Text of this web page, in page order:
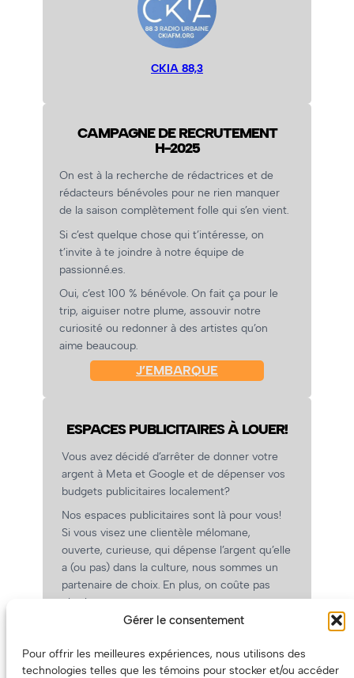
Gérer le consentement
Pour offrir les meilleures expériences, nous utilisons des
technologies telles que les témoins pour stocker et/ou accéder
CKIA 88,3
CAMPAGNE DE RECRUTEMENT
H-2025
On est à la recherche de rédactrices et de
rédacteurs bénévoles pour ne rien manquer
de la saison complètement folle qui s’en vient.
Si c’est quelque chose qui t’intéresse, on
t’invite à te joindre à notre équipe de
passionné.es.
Oui, c’est 100 % bénévole. On fait ça pour le
trip, aiguiser notre plume, assouvir notre
curiosité ou redonner à des artistes qu’on
aime beaucoup.
J’EMBARQUE
ESPACES PUBLICITAIRES À LOUER!
Vous avez décidé d’arrêter de donner votre
argent à Meta et Google et de dépenser vos
budgets publicitaires localement?
Nos espaces publicitaires sont là pour vous!
Si vous visez une clientèle mélomane,
ouverte, curieuse, qui dépense l’argent qu’elle
a (ou pas) dans la culture, nous sommes un
partenaire de choix. En plus, on coûte pas
cher!
On prépare une grille tarifaire intéressante et
(Oui, on va avoir des tarifs spéciaux pour